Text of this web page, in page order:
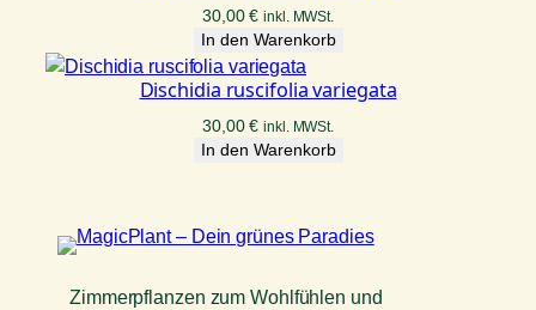
30,00€ inkl. MWSt.
In den Warenkorb
Dischidia ruscifolia variegata
30,00€ inkl. MWSt.
In den Warenkorb
Zimmerpflanzen zum Wohlfühlen und